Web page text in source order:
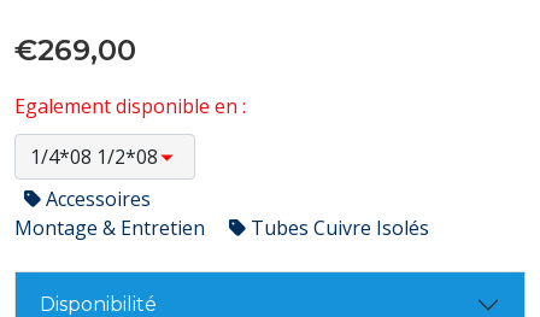
€269,00
Egalement disponible en :
Accessoires
Montage & Entretien
Tubes Cuivre Isolés
Disponibilité